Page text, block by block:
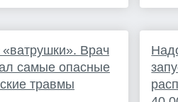
Врач
самые опасные
травмы